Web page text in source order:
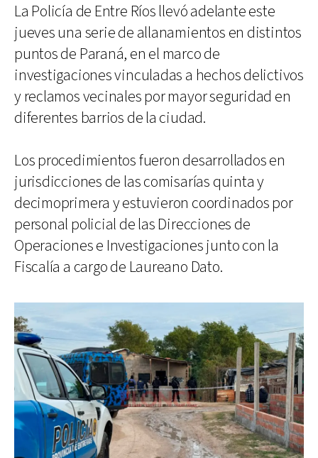
La Policía de Entre Ríos llevó adelante este
jueves una serie de allanamientos en distintos
puntos de Paraná, en el marco de
investigaciones vinculadas a hechos delictivos
y reclamos vecinales por mayor seguridad en
diferentes barrios de la ciudad.
Los procedimientos fueron desarrollados en
jurisdicciones de las comisarías quinta y
decimoprimera y estuvieron coordinados por
personal policial de las Direcciones de
Operaciones e Investigaciones junto con la
Fiscalía a cargo de Laureano Dato.